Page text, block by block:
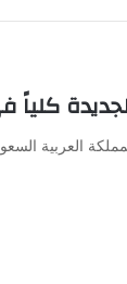
العربية